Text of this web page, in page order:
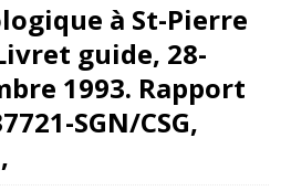
à St-Pierre
guide, 28-
1993. Rapport
SGN/CSG,